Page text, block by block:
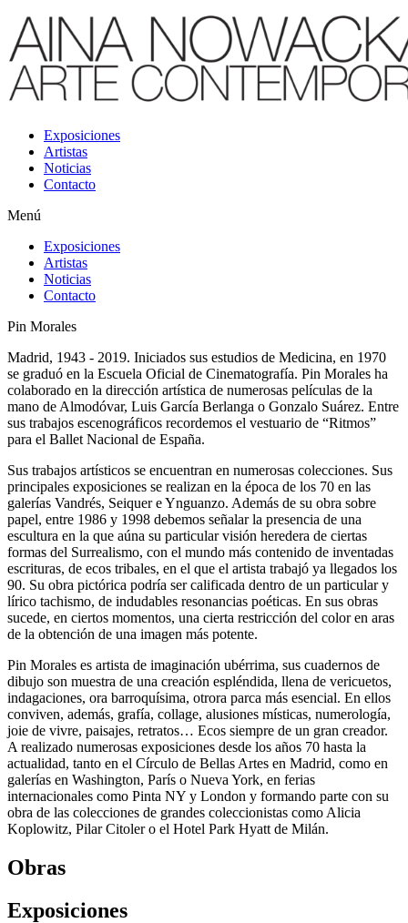
Exposiciones
Artistas
Noticias
Contacto
Menú
Exposiciones
Artistas
Noticias
Contacto
Pin Morales
Madrid, 1943 - 2019. Iniciados sus estudios de Medicina, en 1970
se graduó en la Escuela Oficial de Cinematografía. Pin Morales ha
colaborado en la dirección artística de numerosas películas de la
mano de Almodóvar, Luis García Berlanga o Gonzalo Suárez. Entre
sus trabajos escenográficos recordemos el vestuario de “Ritmos”
para el Ballet Nacional de España.
Sus trabajos artísticos se encuentran en numerosas colecciones. Sus
principales exposiciones se realizan en la época de los 70 en las
galerías Vandrés, Seiquer e Ynguanzo. Además de su obra sobre
papel, entre 1986 y 1998 debemos señalar la presencia de una
escultura en la que aúna su particular visión heredera de ciertas
formas del Surrealismo, con el mundo más contenido de inventadas
escrituras, de ecos tribales, en el que el artista trabajó ya llegados los
90. Su obra pictórica podría ser calificada dentro de un particular y
lírico tachismo, de indudables resonancias poéticas. En sus obras
sucede, en ciertos momentos, una cierta restricción del color en aras
de la obtención de una imagen más potente.
Pin Morales es artista de imaginación ubérrima, sus cuadernos de
dibujo son muestra de una creación espléndida, llena de vericuetos,
indagaciones, ora barroquísima, otrora parca más esencial. En ellos
conviven, además, grafía, collage, alusiones místicas, numerología,
joie de vivre, paisajes, retratos… Ecos siempre de un gran creador.
A realizado numerosas exposiciones desde los años 70 hasta la
actualidad, tanto en el Círculo de Bellas Artes en Madrid, como en
galerías en Washington, París o Nueva York, en ferias
internacionales como Pinta NY y London y formando parte con su
obra de las colecciones de grandes coleccionistas como Alicia
Koplowitz, Pilar Citoler o el Hotel Park Hyatt de Milán.
Obras
Exposiciones